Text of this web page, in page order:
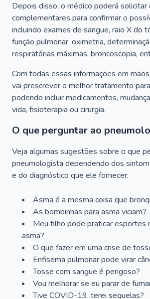
Depois disso, o médico poderá solicitar
complementares para confirmar o
incluindo exames de sangue, raio X do
função pulmonar, oximetria,
respiratórias máximas, broncoscopia,
Com todas essas informações em
vai prescrever o melhor tratamento
podendo incluir medicamentos,
vida, fisioterapia ou cirurgia.
O que perguntar ao
Veja algumas sugestões sobre o que
pneumologista dependendo dos
e do diagnóstico que ele fornecer:
Asma é a mesma coisa que
As bombinhas para asma viciam?
Meu filho pode praticar esportes
asma?
O que fazer em uma crise de
Enfisema pulmonar pode virar
Tosse com sangue é perigoso?
Vou melhorar se eu parar de
Tive COVID-19, terei sequelas?